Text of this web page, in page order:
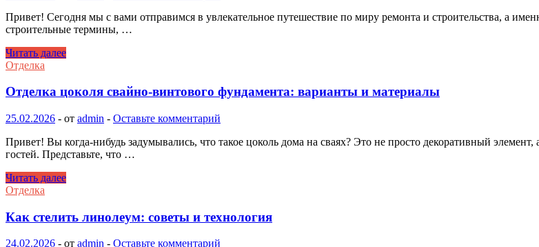
Привет! Сегодня мы с вами отправимся в увлекательное путешествие по миру ремонта и строительства, а
строительные термины, …
Обшивка
и
дома:
выбор
материалов
и
технология
работ
Читать далее
Отделка
Отделка цоколя свайно-винтового фундамента: варианты и материалы
25.02.2026 - от admin - Оставьте комментарий
Привет! Вы когда-нибудь задумывались, что такое цоколь дома на сваях? Это не просто декоративный
гостей. Представьте, что …
Отделка
цоколя
винтового
фундамента:
варианты
Читать далее
Отделка
Как стелить линолеум: советы и технология
24.02.2026 - от admin - Оставьте комментарий